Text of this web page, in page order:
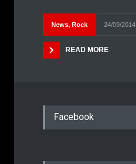
News, Rock 24/09/2014
READ MORE
Facebook